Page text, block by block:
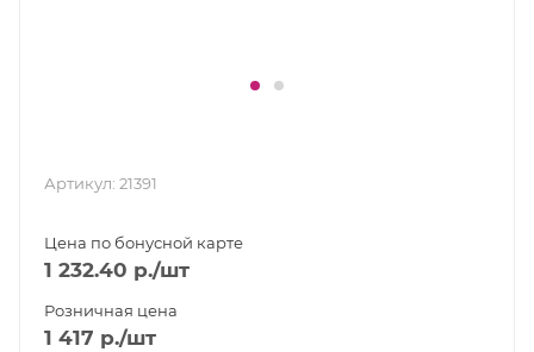
Артикул: 21391
Цена по бонусной карте
1 232.40 р./шт
Розничная цена
1 417 р./шт